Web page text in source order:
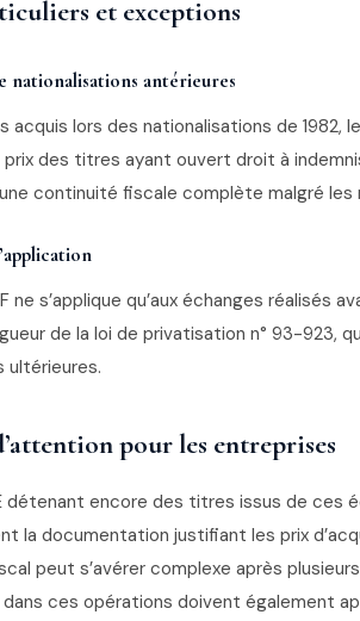
et exceptions
nationalisations antérieures
acquis lors des nationalisations de 1982,
des titres ayant ouvert droit à
continuité fiscale complète malgré
ne s’applique qu’aux échanges réalisés
de la loi de privatisation n° 93-923,
ultérieures.
pour les entreprises
détenant encore des titres issus de ces
la documentation justifiant les prix
peut s’avérer complexe après
ces opérations doivent également